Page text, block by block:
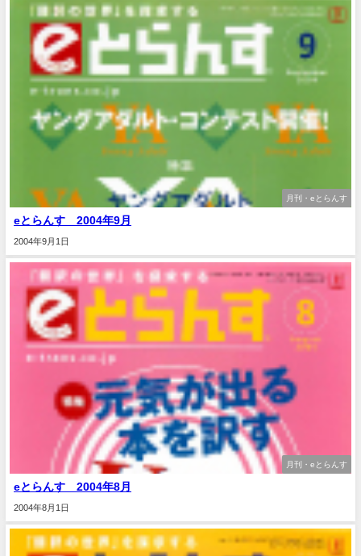
月刊・eとらんす
eとらんす 2004年9月
2004年9月1日
月刊・eとらんす
eとらんす 2004年8月
2004年8月1日